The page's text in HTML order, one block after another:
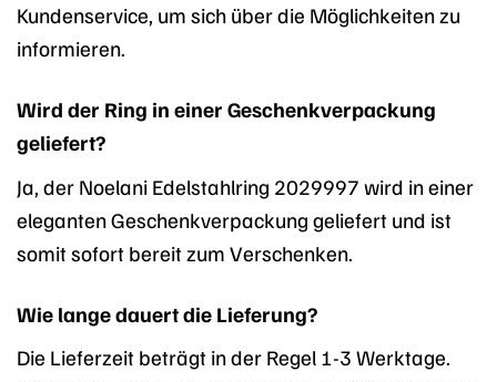
Kundenservice, um sich über die Möglichkeiten zu
informieren.
Wird der Ring in einer Geschenkverpackung
geliefert?
Ja, der Noelani Edelstahlring 2029997 wird in einer
eleganten Geschenkverpackung geliefert und ist
somit sofort bereit zum Verschenken.
Wie lange dauert die Lieferung?
Die Lieferzeit beträgt in der Regel 1-3 Werktage.